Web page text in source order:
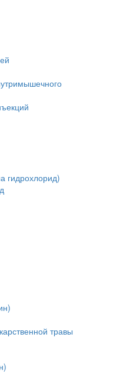
гидрохлорид)
травы